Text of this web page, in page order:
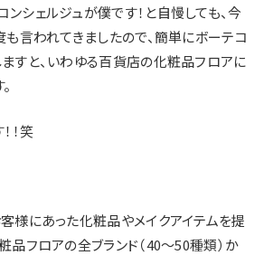
シェルジュが僕です！と自慢しても、今
も言われてきましたので、簡単にボーテコ
すと、いわゆる百貨店の化粧品フロアに
！笑
様にあった化粧品やメイクアイテムを提
品フロアの全ブランド（40〜50種類）か